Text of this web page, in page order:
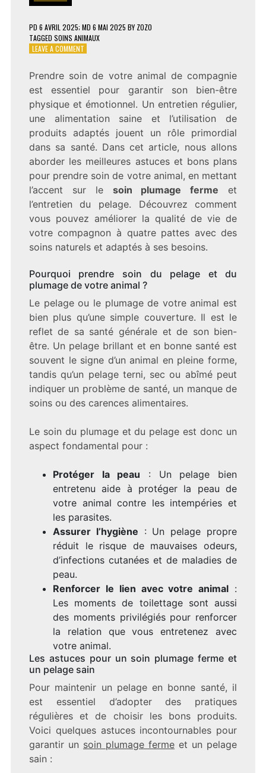
PD 6 AVRIL 2025; MD 6 MAI 2025 BY ZOZO
TAGGED SOINS ANIMAUX
LEAVE A COMMENTON
ASTUCES
ET
BONS
POUR
LE
SOIN
LE
BIEN-
ÊTRE
VOTRE
ANIMAL.
Prendre soin de votre animal de compagnie
est essentiel pour garantir son bien-être
physique et émotionnel. Un entretien régulier,
une alimentation saine et l’utilisation de
produits adaptés jouent un rôle primordial
dans sa santé. Dans cet article, nous allons
aborder les meilleures astuces et bons plans
pour prendre soin de votre animal, en mettant
l’accent sur le soin plumage ferme et
l’entretien du pelage. Découvrez comment
vous pouvez améliorer la qualité de vie de
votre compagnon à quatre pattes avec des
soins naturels et adaptés à ses besoins.
Pourquoi prendre soin du pelage et du
plumage de votre animal ?
Le pelage ou le plumage de votre animal est
bien plus qu’une simple couverture. Il est le
reflet de sa santé générale et de son bien-
être. Un pelage brillant et en bonne santé est
souvent le signe d’un animal en pleine forme,
tandis qu’un pelage terni, sec ou abîmé peut
indiquer un problème de santé, un manque de
soins ou des carences alimentaires.
Le soin du plumage et du pelage est donc un
aspect fondamental pour :
Protéger la peau : Un pelage bien
entretenu aide à protéger la peau de
votre animal contre les intempéries et
les parasites.
Assurer l’hygiène : Un pelage propre
réduit le risque de mauvaises odeurs,
d’infections cutanées et de maladies de
peau.
Renforcer le lien avec votre animal :
Les moments de toilettage sont aussi
des moments privilégiés pour renforcer
la relation que vous entretenez avec
votre animal.
Les astuces pour un soin plumage ferme et
un pelage sain
Pour maintenir un pelage en bonne santé, il
est essentiel d’adopter des pratiques
régulières et de choisir les bons produits.
Voici quelques astuces incontournables pour
garantir un soin plumage ferme et un pelage
sain :